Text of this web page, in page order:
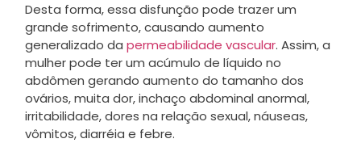
Desta forma, essa disfunção pode trazer um
grande sofrimento, causando aumento
generalizado da permeabilidade vascular. Assim, a
mulher pode ter um acúmulo de líquido no
abdômen gerando aumento do tamanho dos
ovários, muita dor, inchaço abdominal anormal,
irritabilidade, dores na relação sexual, náuseas,
vômitos, diarréia e febre.